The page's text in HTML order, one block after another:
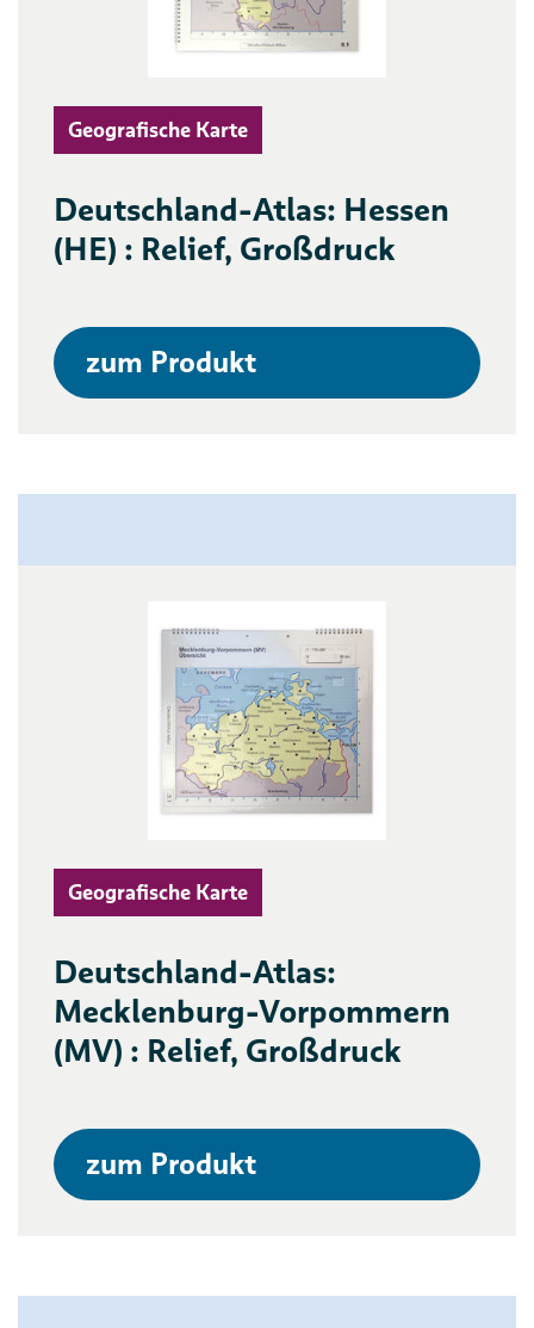
Geografische Karte
Deutschland-Atlas: Hessen
(HE) : Relief, Großdruck
zum Produkt
Geografische Karte
Deutschland-Atlas:
Mecklenburg-Vorpommern
(MV) : Relief, Großdruck
zum Produkt